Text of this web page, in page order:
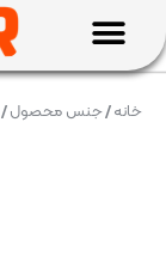
خانه/جنس محصول/